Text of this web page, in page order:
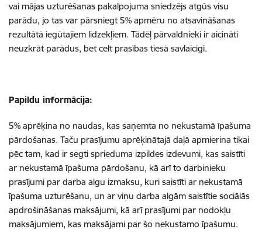
vai mājas uzturēšanas pakalpojuma sniedzējs atgūs visu
parādu, jo tas var pārsniegt 5% apmēru no atsavināšanas
rezultātā iegūtajiem līdzekļiem. Tādēļ pārvaldnieki ir aicināti
neuzkrāt parādus, bet celt prasības tiesā savlaicīgi.
Papildu informācija:
5% aprēķina no naudas, kas saņemta no nekustamā īpašuma
pārdošanas. Taču prasījumu aprēķinātajā daļā apmierina tikai
pēc tam, kad ir segti sprieduma izpildes izdevumi, kas saistīti
ar nekustamā īpašuma pārdošanu, kā arī to darbinieku
prasījumi par darba algu izmaksu, kuri saistīti ar nekustamā
īpašuma uzturēšanu, un ar viņu darba algām saistītie sociālās
apdrošināšanas maksājumi, kā arī prasījumi par nodokļu
maksājumiem, kas maksājami par šo nekustamo īpašumu.